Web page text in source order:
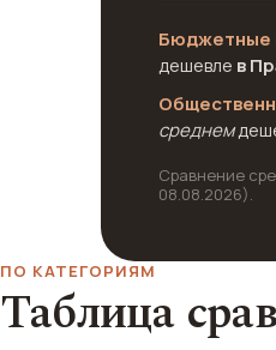
Бюджетные
дешевле в
среднем
Сравнение
08.08.2026).
ПО КАТЕГОРИЯМ
Таблица